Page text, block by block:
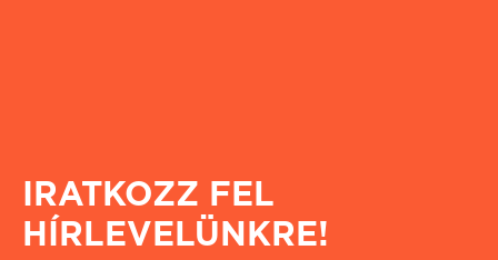
IRATKOZZ FEL
HÍRLEVELÜNKRE!